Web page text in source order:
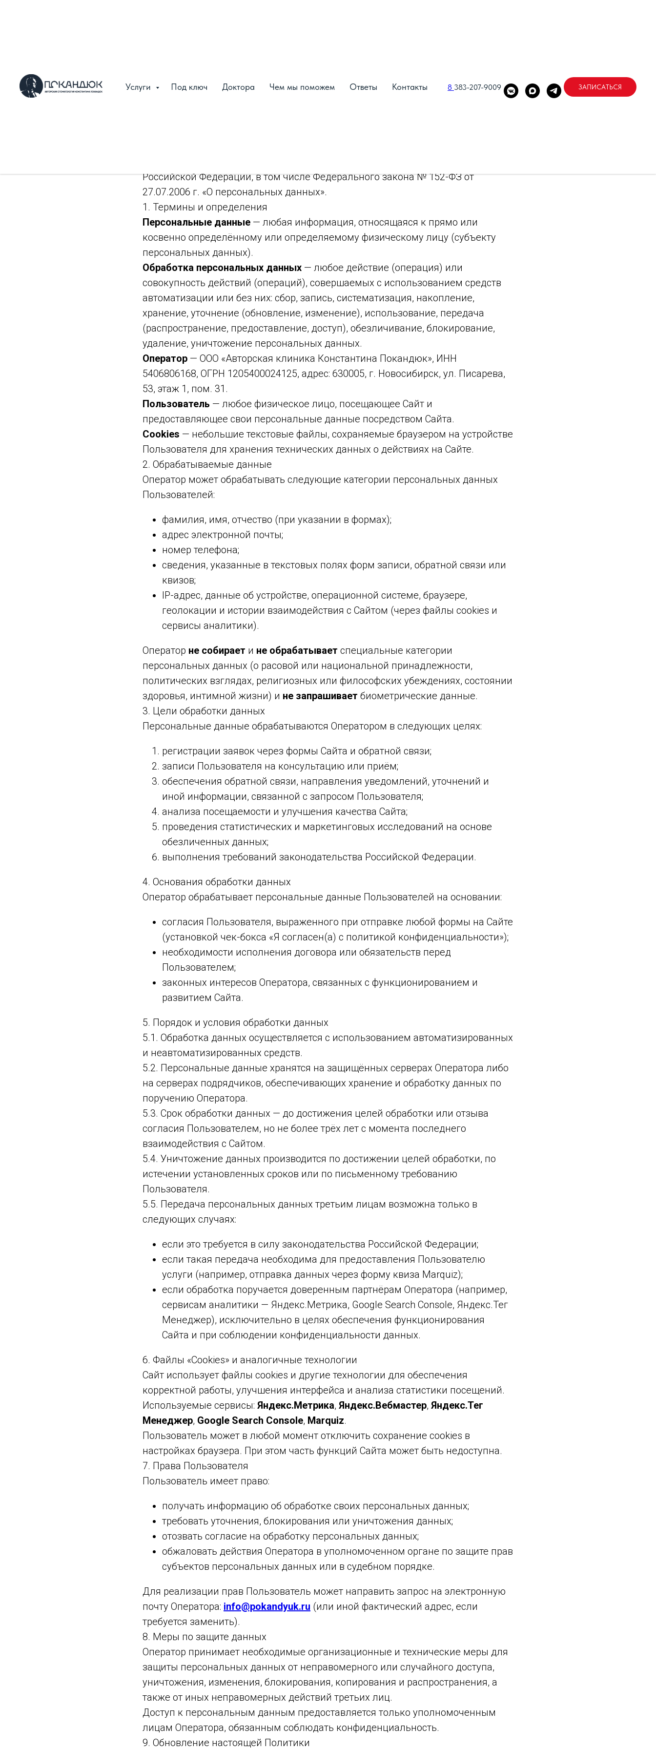
Услуги Под ключ Доктора Чем мы поможем Ответы Контакты 8 383-207-9009 ЗАПИСАТЬСЯ
порядок обработки и защиты персональных данных пользователей сайта
Российской Федерации, в том числе Федерального закона № 152-ФЗ от
27.07.2006 г. «О персональных данных».
1. Термины и определения
Персональные данные — любая информация, относящаяся к прямо или
косвенно определённому или определяемому физическому лицу (субъекту
персональных данных).
Обработка персональных данных — любое действие (операция) или
совокупность действий (операций), совершаемых с использованием средств
автоматизации или без них: сбор, запись, систематизация, накопление,
хранение, уточнение (обновление, изменение), использование, передача
(распространение, предоставление, доступ), обезличивание, блокирование,
удаление, уничтожение персональных данных.
Оператор — ООО «Авторская клиника Константина Покандюк», ИНН
5406806168, ОГРН 1205400024125, адрес: 630005, г. Новосибирск, ул. Писарева,
53, этаж 1, пом. 31.
Пользователь — любое физическое лицо, посещающее Сайт и
предоставляющее свои персональные данные посредством Сайта.
Cookies — небольшие текстовые файлы, сохраняемые браузером на устройстве
Пользователя для хранения технических данных о действиях на Сайте.
2. Обрабатываемые данные
Оператор может обрабатывать следующие категории персональных данных
Пользователей:
фамилия, имя, отчество (при указании в формах);
адрес электронной почты;
номер телефона;
сведения, указанные в текстовых полях форм записи, обратной связи или
квизов;
IP-адрес, данные об устройстве, операционной системе, браузере,
геолокации и истории взаимодействия с Сайтом (через файлы cookies и
сервисы аналитики).
Оператор не собирает и не обрабатывает специальные категории
персональных данных (о расовой или национальной принадлежности,
политических взглядах, религиозных или философских убеждениях, состоянии
здоровья, интимной жизни) и не запрашивает биометрические данные.
3. Цели обработки данных
Персональные данные обрабатываются Оператором в следующих целях:
регистрации заявок через формы Сайта и обратной связи;
записи Пользователя на консультацию или приём;
обеспечения обратной связи, направления уведомлений, уточнений и
иной информации, связанной с запросом Пользователя;
анализа посещаемости и улучшения качества Сайта;
проведения статистических и маркетинговых исследований на основе
обезличенных данных;
выполнения требований законодательства Российской Федерации.
4. Основания обработки данных
Оператор обрабатывает персональные данные Пользователей на основании:
согласия Пользователя, выраженного при отправке любой формы на Сайте
(установкой чек-бокса «Я согласен(а) с политикой конфиденциальности»);
необходимости исполнения договора или обязательств перед
Пользователем;
законных интересов Оператора, связанных с функционированием и
развитием Сайта.
5. Порядок и условия обработки данных
5.1. Обработка данных осуществляется с использованием автоматизированных
и неавтоматизированных средств.
5.2. Персональные данные хранятся на защищённых серверах Оператора либо
на серверах подрядчиков, обеспечивающих хранение и обработку данных по
поручению Оператора.
5.3. Срок обработки данных — до достижения целей обработки или отзыва
согласия Пользователем, но не более трёх лет с момента последнего
взаимодействия с Сайтом.
5.4. Уничтожение данных производится по достижении целей обработки, по
истечении установленных сроков или по письменному требованию
Пользователя.
5.5. Передача персональных данных третьим лицам возможна только в
следующих случаях:
если это требуется в силу законодательства Российской Федерации;
если такая передача необходима для предоставления Пользователю
услуги (например, отправка данных через форму квиза Marquiz);
если обработка поручается доверенным партнёрам Оператора (например,
сервисам аналитики — Яндекс.Метрика, Google Search Console, Яндекс.Тег
Менеджер), исключительно в целях обеспечения функционирования
Сайта и при соблюдении конфиденциальности данных.
6. Файлы «Cookies» и аналогичные технологии
Сайт использует файлы cookies и другие технологии для обеспечения
корректной работы, улучшения интерфейса и анализа статистики посещений.
Используемые сервисы: Яндекс.Метрика, Яндекс.Вебмастер, Яндекс.Тег
Менеджер, Google Search Console, Marquiz.
Пользователь может в любой момент отключить сохранение cookies в
настройках браузера. При этом часть функций Сайта может быть недоступна.
7. Права Пользователя
Пользователь имеет право:
получать информацию об обработке своих персональных данных;
требовать уточнения, блокирования или уничтожения данных;
отозвать согласие на обработку персональных данных;
обжаловать действия Оператора в уполномоченном органе по защите прав
субъектов персональных данных или в судебном порядке.
Для реализации прав Пользователь может направить запрос на электронную
почту Оператора: info@pokandyuk.ru (или иной фактический адрес, если
требуется заменить).
8. Меры по защите данных
Оператор принимает необходимые организационные и технические меры для
защиты персональных данных от неправомерного или случайного доступа,
уничтожения, изменения, блокирования, копирования и распространения, а
также от иных неправомерных действий третьих лиц.
Доступ к персональным данным предоставляется только уполномоченным
лицам Оператора, обязанным соблюдать конфиденциальность.
9. Обновление настоящей Политики